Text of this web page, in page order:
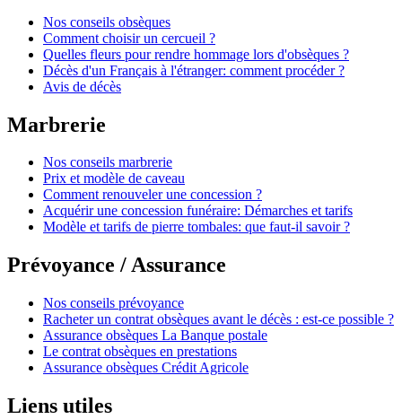
Nos conseils obsèques
Comment choisir un cercueil ?
Quelles fleurs pour rendre hommage lors d'obsèques ?
Décès d'un Français à l'étranger: comment procéder ?
Avis de décès
Marbrerie
Nos conseils marbrerie
Prix et modèle de caveau
Comment renouveler une concession ?
Acquérir une concession funéraire: Démarches et tarifs
Modèle et tarifs de pierre tombales: que faut-il savoir ?
Prévoyance / Assurance
Nos conseils prévoyance
Racheter un contrat obsèques avant le décès : est-ce possible ?
Assurance obsèques La Banque postale
Le contrat obsèques en prestations
Assurance obsèques Crédit Agricole
Liens utiles